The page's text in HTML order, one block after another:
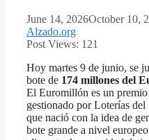
June 14, 2026October 10,
Alzado.org
Post Views: 121
Hoy martes 9 de junio, se
bote de 174 millones del
El Euromillón es un premio
gestionado por Loterías del
que nació con la idea de
bote grande a nivel